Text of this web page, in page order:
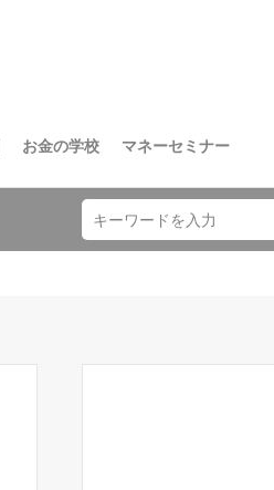
お金の学校 マネーセミナー